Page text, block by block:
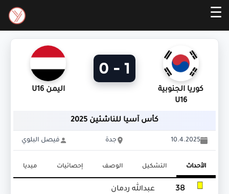
☰
كوريا الجنوبية
U16
1 - 0
اليمن U16
كأس آسيا للناشئين 2025
10.4.2025 جدة فيصل البلوي
الأحداث التشكيل الوصف إحصائيات ميديا
38 عبدالله ردمان